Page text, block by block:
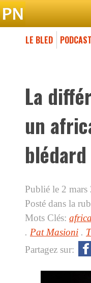
LE BLED PODCAST
La
un
blédard
Publié le 2 mars
Posté dans la
Mots Clés:
. Pat Masioni .
Partagez sur: